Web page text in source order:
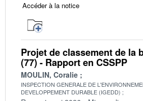
Accéder à la notice
Projet de classement de la
(77) - Rapport en CSSPP
MOULIN, Coralie
INSPECTION GENERALE DE
DEVELOPPEMENT DURABLE (IGEDD)